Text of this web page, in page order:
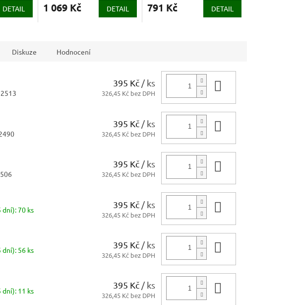
DETAIL 1 069 Kč DETAIL 791 Kč DETAIL
Diskuze Hodnocení
395 Kč / ks
326,45 Kč bez DPH
395 Kč / ks
326,45 Kč bez DPH
395 Kč / ks
326,45 Kč bez DPH
dní):70 ks
395 Kč / ks
326,45 Kč bez DPH
dní): 56 ks
395 Kč / ks
326,45 Kč bez DPH
dní): 11 ks
395 Kč / ks
326,45 Kč bez DPH